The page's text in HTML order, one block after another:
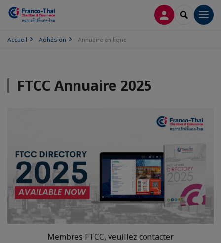
CONNEXION
Accueil Adhésion Annuaire en ligne
FTCC Annuaire 2025
Membres FTCC, veuillez contacter